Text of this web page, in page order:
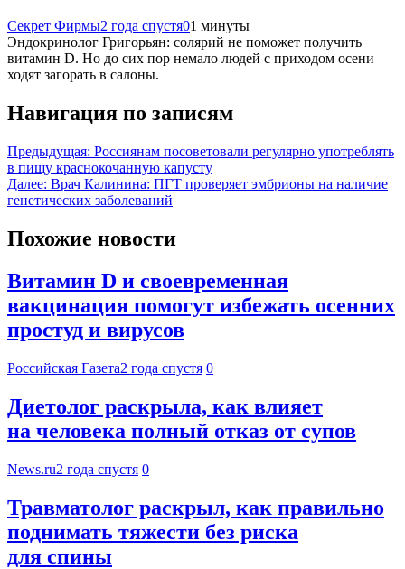
Секрет Фирмы2 года спустя01 минуты
Эндокринолог Григорьян: солярий не поможет получить
витамин D. Но до сих пор немало людей с приходом осени
ходят загорать в салоны.
Навигация по записям
Предыдущая: Россиянам посоветовали регулярно употреблять
в пищу краснокочанную капусту
Далее: Врач Калинина: ПГТ проверяет эмбрионы на наличие
генетических заболеваний
Похожие новости
Витамин D и своевременная
вакцинация помогут избежать осенних
простуд и вирусов
Российская Газета2 года спустя 0
Диетолог раскрыла, как влияет
на человека полный отказ от супов
News.ru2 года спустя 0
Травматолог раскрыл, как правильно
поднимать тяжести без риска
для спины